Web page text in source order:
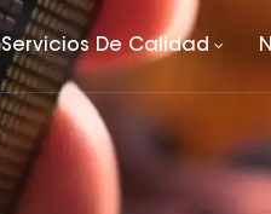
Servicios De Calidad